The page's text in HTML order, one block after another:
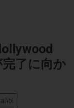
了に向か